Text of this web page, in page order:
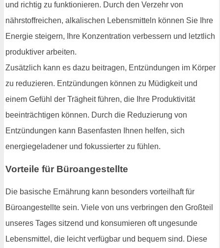
und richtig zu funktionieren. Durch den Verzehr von
nährstoffreichen, alkalischen Lebensmitteln können Sie Ihre
Energie steigern, Ihre Konzentration verbessern und letztlich
produktiver arbeiten.
Zusätzlich kann es dazu beitragen, Entzündungen im Körper
zu reduzieren. Entzündungen können zu Müdigkeit und
einem Gefühl der Trägheit führen, die Ihre Produktivität
beeinträchtigen können. Durch die Reduzierung von
Entzündungen kann Basenfasten Ihnen helfen, sich
energiegeladener und fokussierter zu fühlen.
Vorteile für Büroangestellte
Die basische Ernährung kann besonders vorteilhaft für
Büroangestellte sein. Viele von uns verbringen den Großteil
unseres Tages sitzend und konsumieren oft ungesunde
Lebensmittel, die leicht verfügbar und bequem sind. Diese